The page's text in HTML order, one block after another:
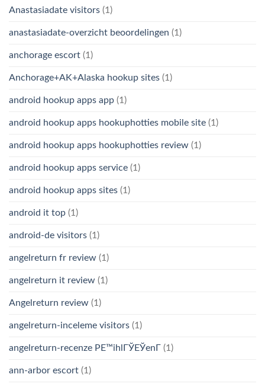
Anastasiadate visitors (1)
anastasiadate-overzicht beoordelingen (1)
anchorage escort (1)
Anchorage+AK+Alaska hookup sites (1)
android hookup apps app (1)
android hookup apps hookuphotties mobile site (1)
android hookup apps hookuphotties review (1)
android hookup apps service (1)
android hookup apps sites (1)
android it top (1)
android-de visitors (1)
angelreturn fr review (1)
angelreturn it review (1)
Angelreturn review (1)
angelreturn-inceleme visitors (1)
angelreturn-recenze PЕ™ihlГЎЕЎenГ­ (1)
ann-arbor escort (1)